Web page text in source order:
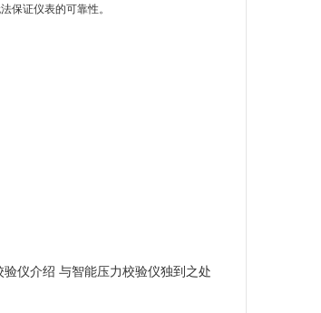
保证仪表的可靠性。
验仪介绍 与智能压力校验仪独到之处